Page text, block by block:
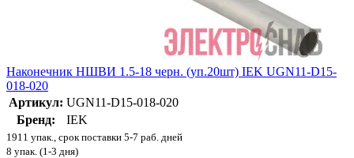
Наконечник НШВИ 1.5-18 черн. (уп.20шт) IEK UGN11-D15-
018-020
Артикул: UGN11-D15-018-020
Бренд:
IEK
1911 упак., срок поставки 5-7 раб. дней
8 упак. (1-3 дня)